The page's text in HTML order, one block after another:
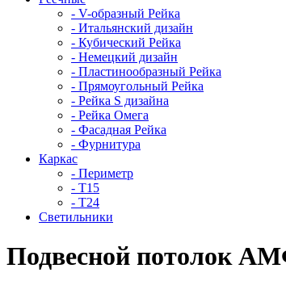
- V-образный Рейка
- Итальянский дизайн
- Кубический Рейка
- Немецкий дизайн
- Пластинообразный Рейка
- Прямоугольный Рейка
- Рейка S дизайна
- Рейка Омега
- Фасадная Рейка
- Фурнитура
Каркас
- Периметр
- Т15
- Т24
Светильники
Подвесной потолок